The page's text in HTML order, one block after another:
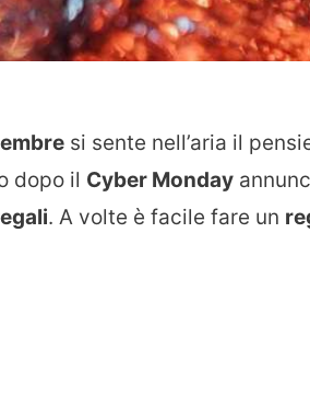
si sente nell’aria il
dopo il Cyber Monday
. A volte è facile fare un